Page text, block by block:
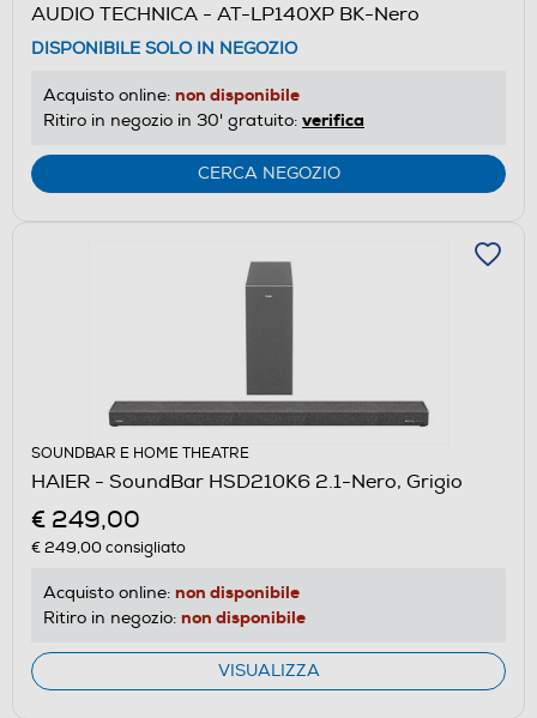
AUDIO TECHNICA - AT-LP140XP BK-Nero
DISPONIBILE SOLO IN NEGOZIO
Acquisto online: non disponibile
Ritiro in negozio in 30' gratuito: verifica
CERCA NEGOZIO
SOUNDBAR E HOME THEATRE
HAIER - SoundBar HSD210K6 2.1-Nero, Grigio
€ 249,00
€ 249,00consigliato
Acquisto online: non disponibile
Ritiro in negozio: non disponibile
VISUALIZZA